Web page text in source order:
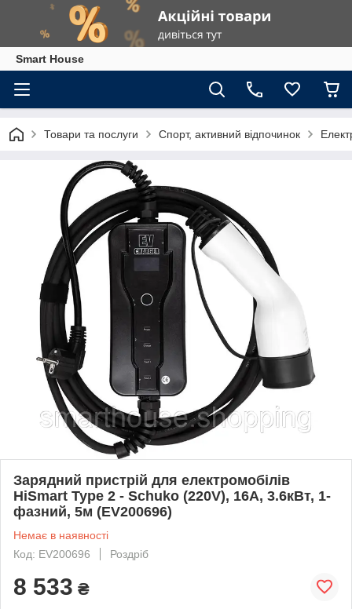
Smart House
Товари та послуги Спорт, активний відпочинок
Зарядний пристрій для електромобілів
HiSmart Type 2 - Schuko (220V), 16A, 3.6кВт, 1-
фазний, 5м (EV200696)
Немає в наявності
Код: EV200696
Роздріб
8 533 ₴